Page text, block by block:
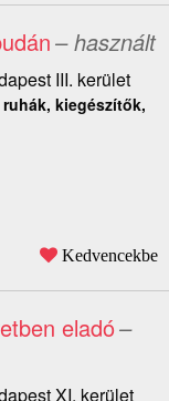
– használt
III. kerület
kiegészítők,
Kedvencekbe
eladó–
XI. kerület